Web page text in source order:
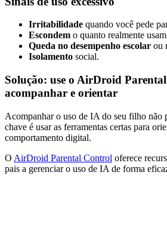
Irritabilidade quando você pede
Escondem o quanto realmente
Queda no desempenho escolar ou
Isolamento social.
Solução: use o AirDroid
acompanhar e orientar
Acompanhar o uso de IA do seu filho não
chave é usar as ferramentas certas para
comportamento digital.
O AirDroid Parental Control oferece
pais a gerenciar o uso de IA de forma